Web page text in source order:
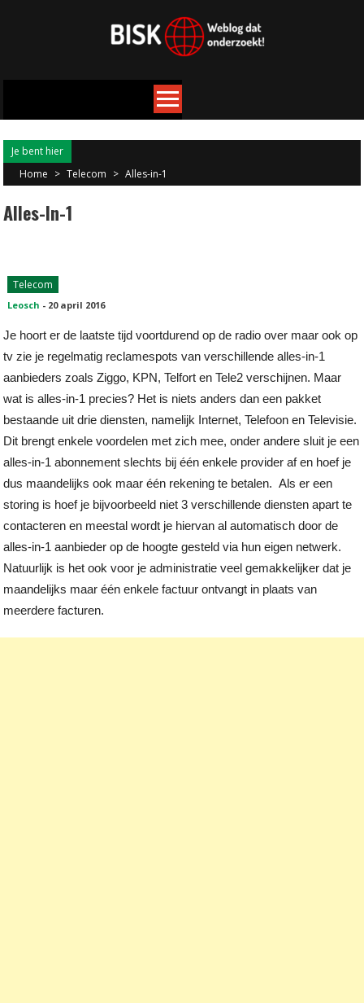
Je bent hier
Home > Telecom > Alles-in-1
Alles-In-1
Telecom
Leosch - 20 april 2016
Je hoort er de laatste tijd voortdurend op de radio over maar ook op
tv zie je regelmatig reclamespots van verschillende alles-in-1
aanbieders zoals Ziggo, KPN, Telfort en Tele2 verschijnen. Maar
wat is alles-in-1 precies? Het is niets anders dan een pakket
bestaande uit drie diensten, namelijk Internet, Telefoon en Televisie.
Dit brengt enkele voordelen met zich mee, onder andere sluit je een
alles-in-1 abonnement slechts bij één enkele provider af en hoef je
dus maandelijks ook maar één rekening te betalen. Als er een
storing is hoef je bijvoorbeeld niet 3 verschillende diensten apart te
contacteren en meestal wordt je hiervan al automatisch door de
alles-in-1 aanbieder op de hoogte gesteld via hun eigen netwerk.
Natuurlijk is het ook voor je administratie veel gemakkelijker dat je
maandelijks maar één enkele factuur ontvangt in plaats van
meerdere facturen.